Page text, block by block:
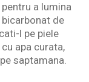
a lumina
de
l pe piele
apa curata,
saptamana.